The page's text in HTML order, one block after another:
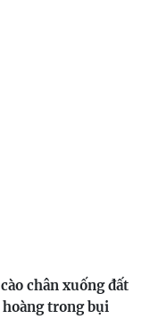
chân xuống đất
trong bụi